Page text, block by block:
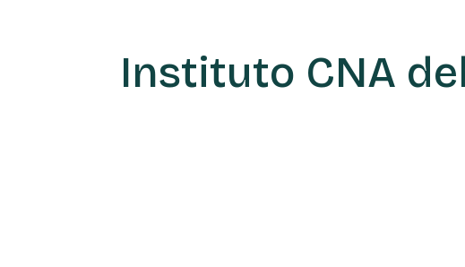
Instituto CNA